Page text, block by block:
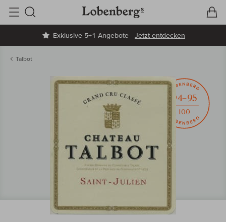
Exklusive 5+1 Angebote Jetzt entdecken
Suche
Talbot
94–95
100